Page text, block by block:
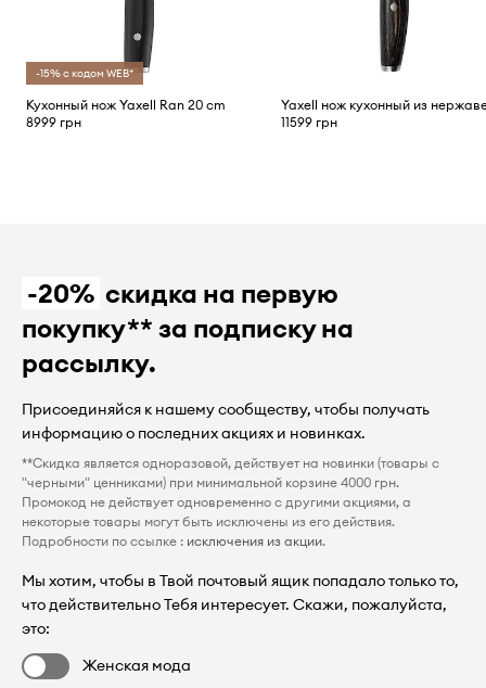
-15% с кодом WEB*
Кухонный нож Yaxell Ran 20 cm
8999 грн
11599 грн
-20% скидка на первую
покупку** за подписку на
рассылку.
Присоединяйся к нашему сообществу, чтобы получать
информацию о последних акциях и новинках.
**Скидка является одноразовой, действует на новинки (товары с
"черными" ценниками) при минимальной корзине 4000 грн.
Промокод не действует одновременно с другими акциями, а
некоторые товары могут быть исключены из его действия.
Подробности по ссылке : исключения из акции.
Мы хотим, чтобы в Твой почтовый ящик попадало только то,
что действительно Тебя интересует. Скажи, пожалуйста,
это:
Женская мода